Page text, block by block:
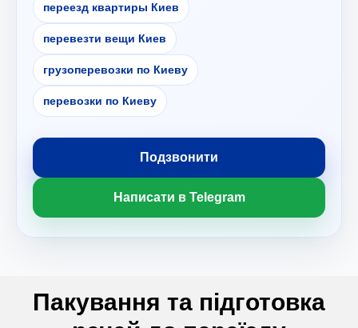
переезд квартиры Киев
перевезти вещи Киев
грузоперевозки по Киеву
перевозки по Киеву
Подзвонити
Написати в Telegram
Пакування та підготовка